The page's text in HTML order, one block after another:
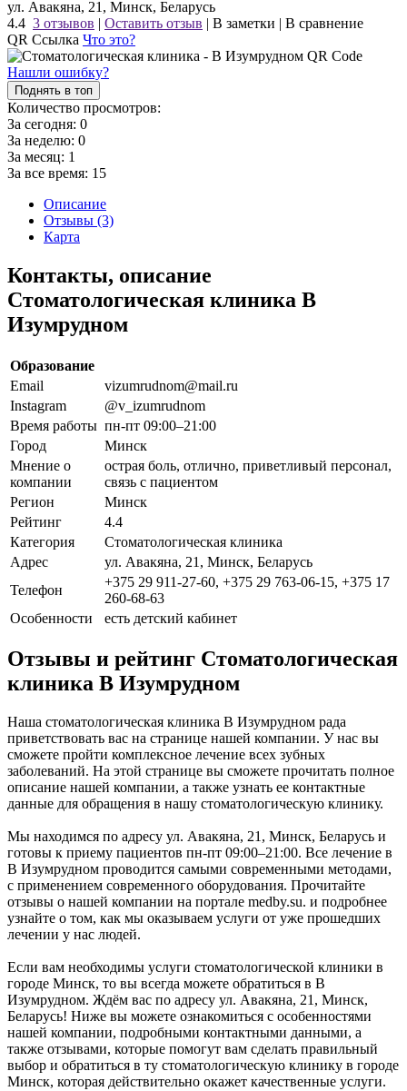
ул. Авакяна, 21, Минск, Беларусь
4.4 3 отзывов | Оставить отзыв | В заметки | В сравнение
QR Ссылка Что это?
Нашли ошибку?
Поднять в топ
Количество просмотров:
За сегодня: 0
За неделю: 0
За месяц: 1
За все время: 15
Описание
Отзывы (3)
Карта
Контакты, описание
Стоматологическая клиника В
Изумрудном
Образование
Email
vizumrudnom@mail.ru
Instagram
@v_izumrudnom
Время работы пн-пт 09:00–21:00
Город
Минск
Мнение о
компании
острая боль, отлично, приветливый персонал,
связь с пациентом
Регион
Минск
Рейтинг
4.4
Категория
Стоматологическая клиника
Адрес
ул. Авакяна, 21, Минск, Беларусь
Телефон
+375 29 911-27-60, +375 29 763-06-15, +375 17
260-68-63
Особенности
есть детский кабинет
Отзывы и рейтинг Стоматологическая
клиника В Изумрудном
Наша стоматологическая клиника В Изумрудном рада
приветствовать вас на странице нашей компании. У нас вы
сможете пройти комплексное лечение всех зубных
заболеваний. На этой странице вы сможете прочитать полное
описание нашей компании, а также узнать ее контактные
данные для обращения в нашу стоматологическую клинику.
Мы находимся по адресу ул. Авакяна, 21, Минск, Беларусь и
готовы к приему пациентов пн-пт 09:00–21:00. Все лечение в
В Изумрудном проводится самыми современными методами,
с применением современного оборудования. Прочитайте
отзывы о нашей компании на портале medby.su. и подробнее
узнайте о том, как мы оказываем услуги от уже прошедших
лечении у нас людей.
Если вам необходимы услуги стоматологической клиники в
городе Минск, то вы всегда можете обратиться в В
Изумрудном. Ждём вас по адресу ул. Авакяна, 21, Минск,
Беларусь! Ниже вы можете ознакомиться с особенностями
нашей компании, подробными контактными данными, а
также отзывами, которые помогут вам сделать правильный
выбор и обратиться в ту стоматологическую клинику в городе
Минск, которая действительно окажет качественные услуги.